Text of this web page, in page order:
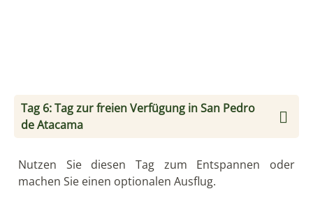
Varas
nach Calama. Mit einem Flug über Santiago
erreichen Sie Puerto Montt in der chilenischen